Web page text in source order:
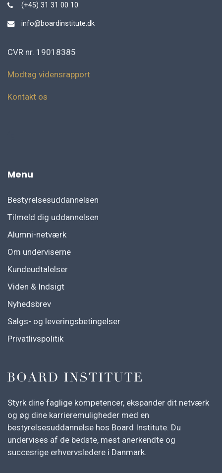
(+45) 31 31 00 10
info@boardinstitute.dk
CVR nr. 19018385
Modtag vidensrapport
Kontakt os
Menu
Bestyrelsesuddannelsen
Tilmeld dig uddannelsen
Alumni-netværk
Om underviserne
Kundeudtalelser
Viden & Indsigt
Nyhedsbrev
Salgs- og leveringsbetingelser
Privatlivspolitik
Styrk dine faglige kompetencer, ekspander dit netværk
og øg dine karrieremuligheder med en
bestyrelsesuddannelse hos Board Institute. Du
undervises af de bedste, mest anerkendte og
succesrige erhvervsledere i Danmark.